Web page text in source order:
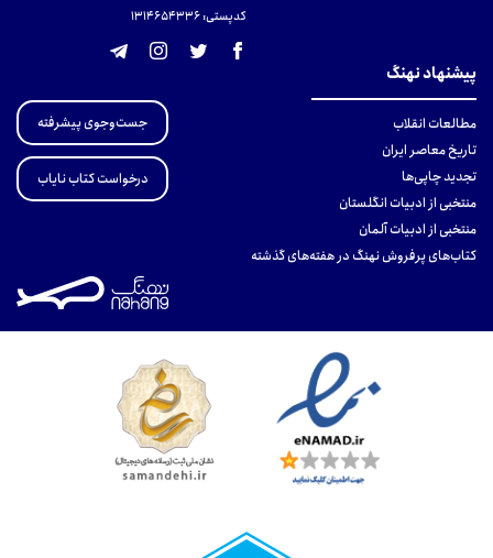
کدپستی: 131465433۶
پیشنهاد نهنگ
مطالعات انقلاب
تاریخ معاصر ایران
تجدید چاپی‌ها
منتخبی از ادبیات انگلستان
منتخبی از ادبیات آلمان
کتاب‌های پرفروش نهنگ در هفته‌های گذشته
جست‌وجوی پیشرفته
درخواست کتاب نایاب